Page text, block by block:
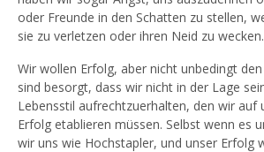
oder Freunde in den Schatten zu stellen,
sie zu verletzen oder ihren Neid zu wecken.
Wir wollen Erfolg, aber nicht unbedingt
sind besorgt, dass wir nicht in der Lage
Lebensstil aufrechtzuerhalten, den wir auf
Erfolg etablieren müssen. Selbst wenn es
wir uns wie Hochstapler, und unser Erfolg